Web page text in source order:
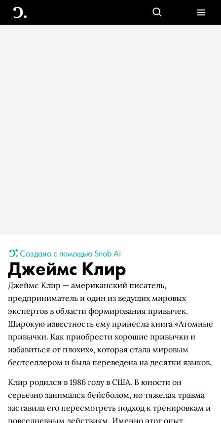
Создано с помощью Snob AI
Джеймс Клир
Джеймс Клир — американский писатель,
предприниматель и один из ведущих мировых
экспертов в области формирования привычек.
Широкую известность ему принесла книга «Атомные
привычки. Как приобрести хорошие привычки и
избавиться от плохих», которая стала мировым
бестселлером и была переведена на десятки языков.
Клир родился в 1986 году в США. В юности он
серьезно занимался бейсболом, но тяжелая травма
заставила его пересмотреть подход к тренировкам и
повседневным действиям. Именно этот опыт